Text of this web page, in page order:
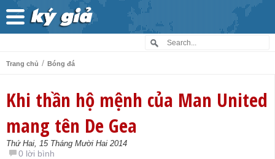
Trang chủ / Bóng đá
Khi thần hộ mệnh của Man United
mang tên De Gea
Thứ Hai, 15 Tháng Mười Hai 2014
0 lời bình